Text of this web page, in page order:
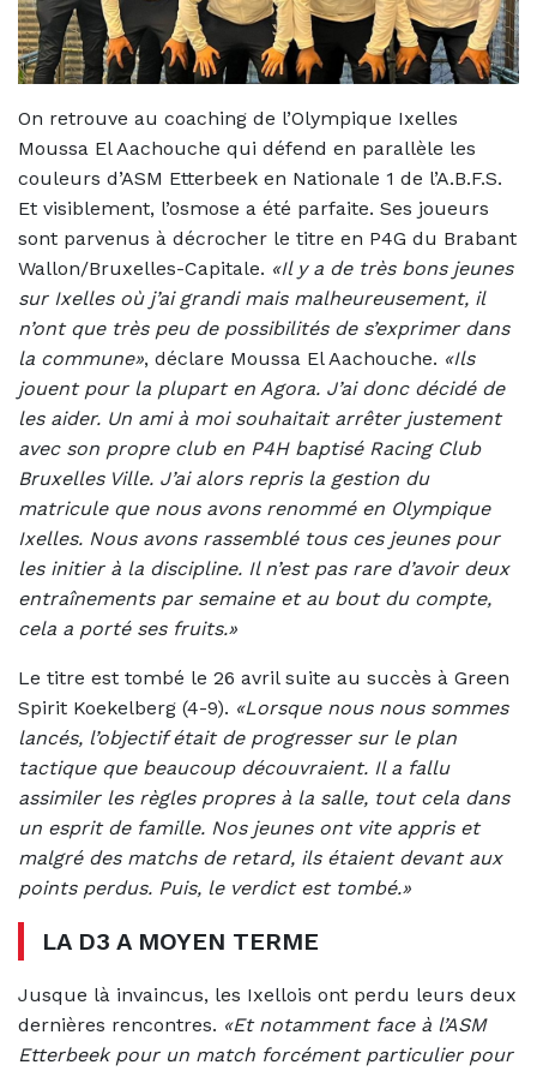
On retrouve au coaching de l’Olympique Ixelles
Moussa El Aachouche qui défend en parallèle les
couleurs d’ASM Etterbeek en Nationale 1 de l’A.B.F.S.
Et visiblement, l’osmose a été parfaite. Ses joueurs
sont parvenus à décrocher le titre en P4G du Brabant
Wallon/Bruxelles-Capitale. «Il y a de très bons jeunes
sur Ixelles où j’ai grandi mais malheureusement, il
n’ont que très peu de possibilités de s’exprimer dans
la commune», déclare Moussa El Aachouche. «Ils
jouent pour la plupart en Agora. J’ai donc décidé de
les aider. Un ami à moi souhaitait arrêter justement
avec son propre club en P4H baptisé Racing Club
Bruxelles Ville. J’ai alors repris la gestion du
matricule que nous avons renommé en Olympique
Ixelles. Nous avons rassemblé tous ces jeunes pour
les initier à la discipline. Il n’est pas rare d’avoir deux
entraînements par semaine et au bout du compte,
cela a porté ses fruits.»
Le titre est tombé le 26 avril suite au succès à Green
Spirit Koekelberg (4-9). «Lorsque nous nous sommes
lancés, l’objectif était de progresser sur le plan
tactique que beaucoup découvraient. Il a fallu
assimiler les règles propres à la salle, tout cela dans
un esprit de famille. Nos jeunes ont vite appris et
malgré des matchs de retard, ils étaient devant aux
points perdus. Puis, le verdict est tombé.»
LA D3 A MOYEN TERME
Jusque là invaincus, les Ixellois ont perdu leurs deux
dernières rencontres. «Et notamment face à l’ASM
Etterbeek pour un match forcément particulier pour